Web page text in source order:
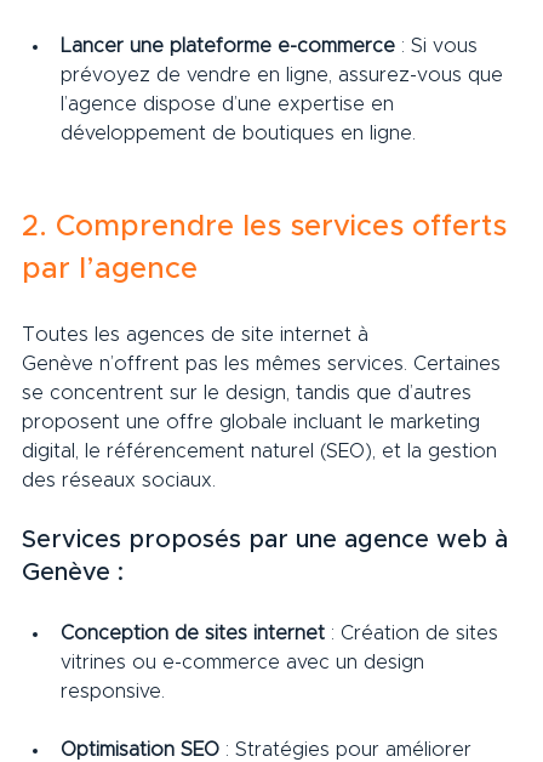
Lancer une plateforme e-commerce : Si vous
prévoyez de vendre en ligne, assurez-vous que
l’agence dispose d’une expertise en
développement de boutiques en ligne.
2. Comprendre les services offerts
par l’agence
Toutes les agences de site internet à
Genève n’offrent pas les mêmes services. Certaines
se concentrent sur le design, tandis que d’autres
proposent une offre globale incluant le marketing
digital, le référencement naturel (SEO), et la gestion
des réseaux sociaux.
Services proposés par une agence web à
Genève :
Conception de sites internet : Création de sites
vitrines ou e-commerce avec un design
responsive.
Optimisation SEO : Stratégies pour améliorer